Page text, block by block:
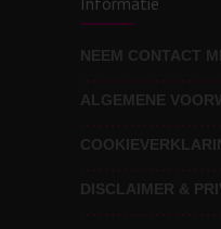
NEEM CONTACT
ALGEMENE
DISCLAIMER &